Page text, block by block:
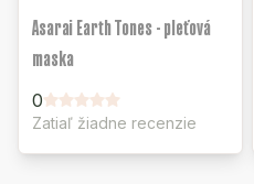
Asarai Earth Tones - pleťová
maska
0
Zatiaľ žiadne recenzie